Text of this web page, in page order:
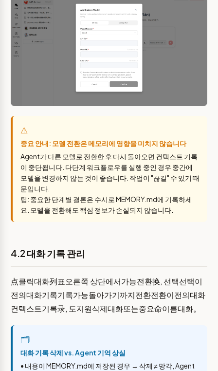
⚠️
중요 안내: 모델 전환은 메모리에 영향을 미치지 않습니다
Agent가 다른 모델로 전환한 후 다시 돌아오면 컨텍스트 기록
이 중단됩니다. 다단계 워크플로우를 실행 중인 경우 중간에
모델을 변경하지 않는 것이 좋습니다. 작업이 "끊길" 수 있기 때
문입니다.
팁: 중요한 단계별 결론은 수시로 MEMORY.md에 기록하세
요. 모델을 전환해도 핵심 정보가 손실되지 않습니다.
4.2 대화 기록 관리
点클릭대화列표오른쪽 상단에서가능전환换, 선택선택이
전의대화기록기록가능돌아가기까지전환전환이전의대화
컨텍스트기록录, 도지원삭제대화또는중요命이름대화。
🗂️
대화 기록 삭제 vs. Agent 기억 상실
• 내용이 MEMORY.md에 저장된 경우 → 삭제 ≠ 망각, Agent